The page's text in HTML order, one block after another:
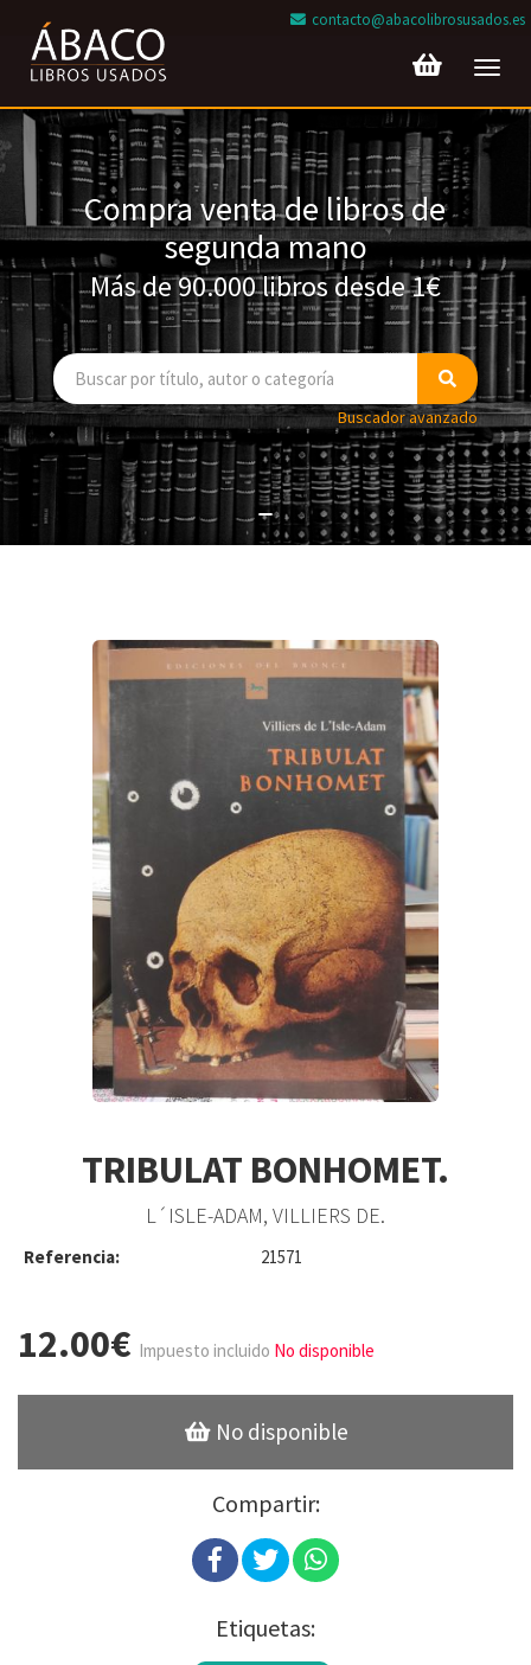
contacto@abacolibrosusados.es
Compra venta de libros de
segunda mano
Más de 90.000 libros desde 1€
Buscador avanzado
TRIBULAT BONHOMET.
L´ISLE-ADAM, VILLIERS DE.
Referencia: 21571
12.00€ Impuesto incluido No disponible
No disponible
Compartir:
Etiquetas: